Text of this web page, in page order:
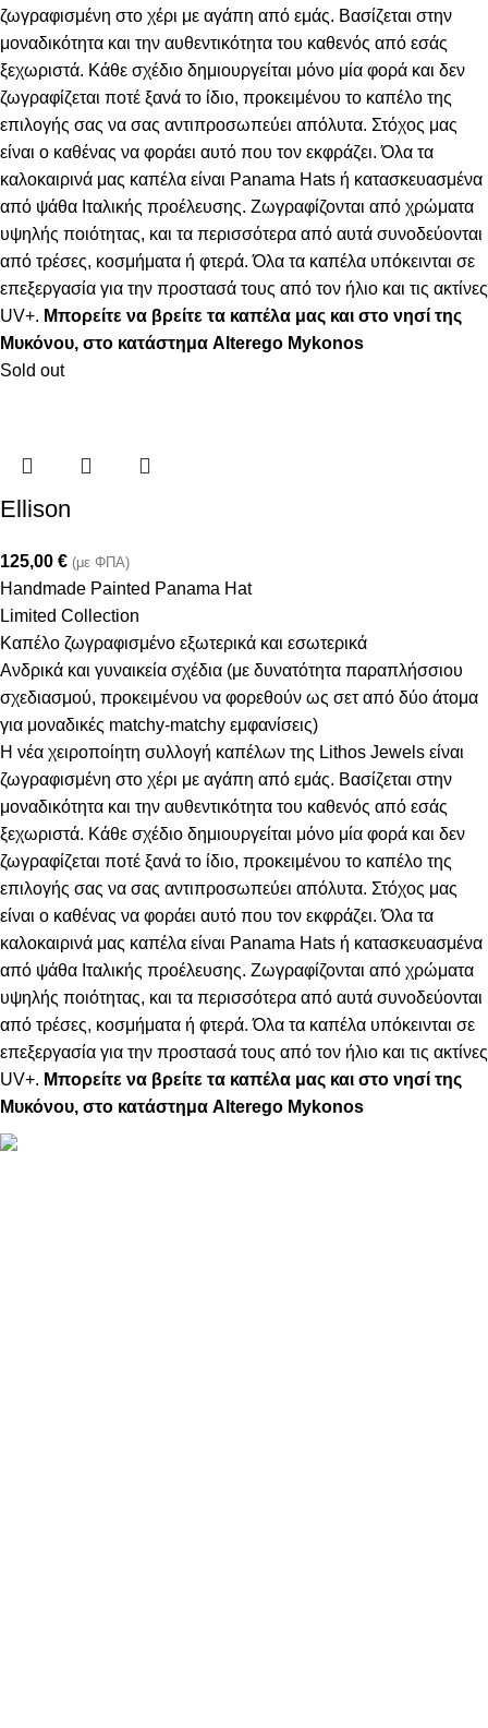
ζωγραφισμένη στο χέρι με αγάπη από εμάς. Βασίζεται στην
μοναδικότητα και την αυθεντικότητα του καθενός από εσάς
ξεχωριστά. Κάθε σχέδιο δημιουργείται μόνο μία φορά και δεν
ζωγραφίζεται ποτέ ξανά το ίδιο, προκειμένου το καπέλο της
επιλογής σας να σας αντιπροσωπεύει απόλυτα. Στόχος μας
είναι ο καθένας να φοράει αυτό που τον εκφράζει. Όλα τα
καλοκαιρινά μας καπέλα είναι Panama Hats ή κατασκευασμένα
από ψάθα Ιταλικής προέλευσης. Ζωγραφίζονται από χρώματα
υψηλής ποιότητας, και τα περισσότερα από αυτά συνοδεύονται
από τρέσες, κοσμήματα ή φτερά. Όλα τα καπέλα υπόκεινται σε
επεξεργασία για την προστασά τους από τον ήλιο και τις ακτίνες
UV+. Μπορείτε να βρείτε τα καπέλα μας και στο νησί της
Μυκόνου, στο κατάστημα Alterego Mykonos
Sold out
Ellison
125,00 € (με ΦΠΑ)
Handmade Painted Panama Hat
Limited Collection
Καπέλο ζωγραφισμένο εξωτερικά και εσωτερικά
Ανδρικά και γυναικεία σχέδια (με δυνατότητα παραπλήσσιου
σχεδιασμού, προκειμένου να φορεθούν ως σετ από δύο άτομα
για μοναδικές matchy-matchy εμφανίσεις)
Η νέα χειροποίητη συλλογή καπέλων της Lithos Jewels είναι
ζωγραφισμένη στο χέρι με αγάπη από εμάς. Βασίζεται στην
μοναδικότητα και την αυθεντικότητα του καθενός από εσάς
ξεχωριστά. Κάθε σχέδιο δημιουργείται μόνο μία φορά και δεν
ζωγραφίζεται ποτέ ξανά το ίδιο, προκειμένου το καπέλο της
επιλογής σας να σας αντιπροσωπεύει απόλυτα. Στόχος μας
είναι ο καθένας να φοράει αυτό που τον εκφράζει. Όλα τα
καλοκαιρινά μας καπέλα είναι Panama Hats ή κατασκευασμένα
από ψάθα Ιταλικής προέλευσης. Ζωγραφίζονται από χρώματα
υψηλής ποιότητας, και τα περισσότερα από αυτά συνοδεύονται
από τρέσες, κοσμήματα ή φτερά. Όλα τα καπέλα υπόκεινται σε
επεξεργασία για την προστασά τους από τον ήλιο και τις ακτίνες
UV+. Μπορείτε να βρείτε τα καπέλα μας και στο νησί της
Μυκόνου, στο κατάστημα Alterego Mykonos